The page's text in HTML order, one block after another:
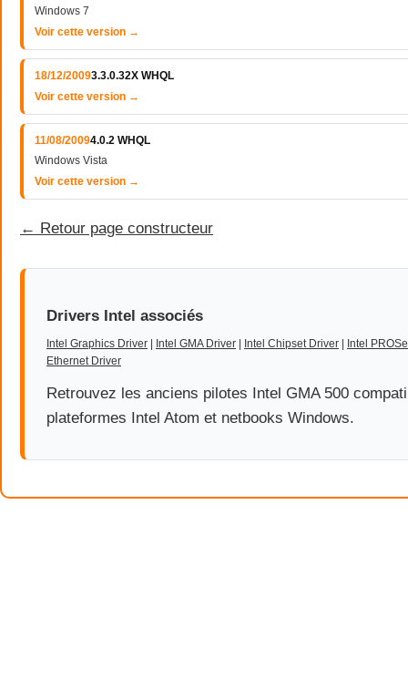
Windows 7
Voir cette version →
18/12/20093.3.0.32X WHQL
Voir cette version →
11/08/20094.0.2 WHQL
Windows Vista
Voir cette version →
← Retour page constructeur
Drivers Intel associés
Intel Graphics Driver Intel GMA Driver Intel Chipset Driver
Intel
Ethernet Driver
Retrouvez les anciens pilotes Intel GMA 500
plateformes Intel Atom et netbooks Windows.